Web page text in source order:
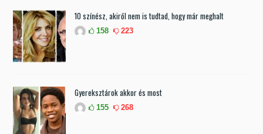
10 színész, akiről nem is tudtad, hogy már meghalt
158 223
Gyereksztárok akkor és most
155 268